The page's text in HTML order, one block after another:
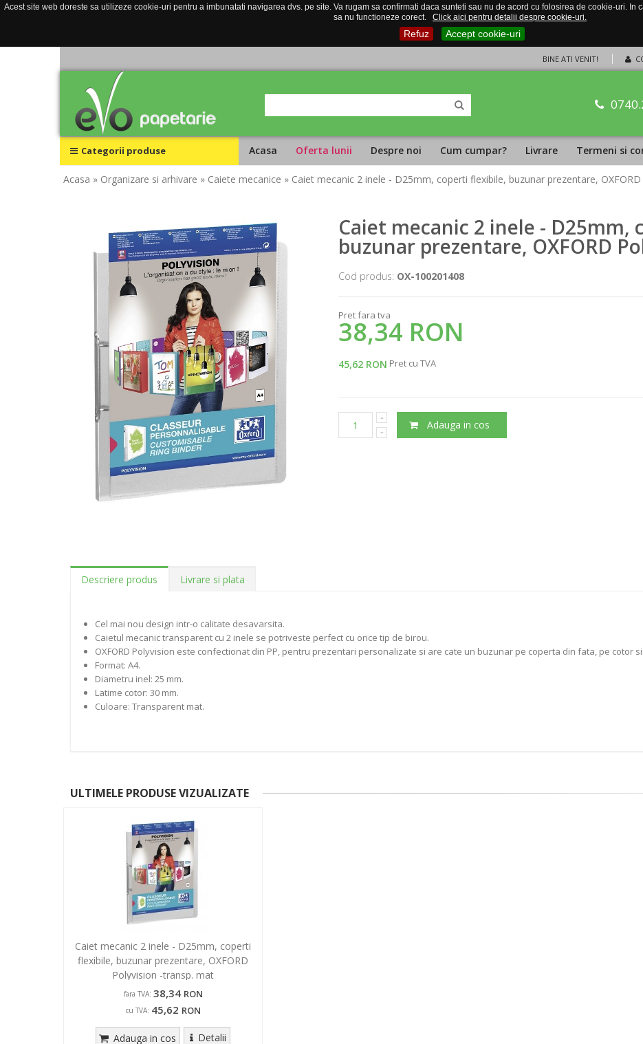
Acest site web doreste sa utilizeze cookie-uri pentru a imbunatati navigarea dvs. pe site. Va rugam sa confirmati daca sunteti sau nu de acord cu folosirea de cookie-uri.
sa nu functioneze corect.
Click aici pentru detalii despre cookie-uri.
Refuz Accept cookie-uri
BINE ATI VENIT!
Categorii produse Acasa Oferta lunii Despre noi Cum cumpar? Livrare Termeni si
Acasa » Organizare si arhivare » Caiete mecanice » Caiet mecanic 2 inele - D25mm, coperti flexibile, buzunar prezentare,
Caiet mecanic 2 inele - D25mm,
buzunar prezentare, OXFORD
Cod produs: OX-100201408
Pret fara tva
38,34 RON
45,62 RON Pret cu TVA
Adauga in cos
Descriere produs Livrare si plata
Cel mai nou design intr-o calitate desavarsita.
Caietul mecanic transparent cu 2 inele se potriveste perfect cu orice tip de birou.
OXFORD Polyvision este confectionat din PP, pentru prezentari personalizate si are cate un buzunar pe coperta din fata, pe cotor
Format: A4.
Diametru inel: 25 mm.
Latime cotor: 30 mm.
Culoare: Transparent mat.
ULTIMELE PRODUSE VIZUALIZATE
Caiet mecanic 2 inele - D25mm, coperti
flexibile, buzunar prezentare, OXFORD
Polyvision -transp. mat
fara TVA: 38,34 RON
cu TVA: 45,62 RON
Adauga in cos Detalii